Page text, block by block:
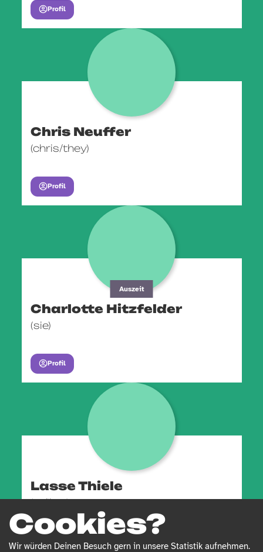
Cookies?
Wir würden Deinen Besuch gern in unsere Statistik aufnehmen.
Profil
Chris Neuffer
(chris/they)
Profil
Auszeit
Charlotte Hitzfelder
(sie)
Profil
Lasse Thiele
(er/ihm)